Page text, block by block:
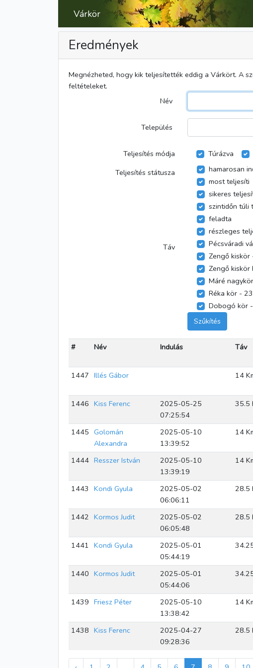
Várkör
Eredmények
Megnézheted, hogy kik teljesítették eddig a Várkört. A
feltételeket.
Név
Település
Teljesítés módja Túrázva
Teljesítés státusza
hamarosan
most teljesíti
sikeres
szintidőn túli
feladta
részleges
Táv
Pécsváradi
Zengő kiskör
Zengő kiskör
Máré
Réka kör -
Dobogó kör
Szűkítés
# Név Indulás Táv
1447 Illés Gábor 14
1446 Kiss Ferenc
2025-05-25
07:25:54
35.5
1445 Golomán
Alexandra
2025-05-10
13:39:52
14
1444 Resszer István
2025-05-10
13:39:19
14
1443 Kondi Gyula
2025-05-02
06:06:11
28.5
1442 Kormos Judit
2025-05-02
06:05:48
28.5
1441 Kondi Gyula
2025-05-01
05:44:19
1440 Kormos Judit
2025-05-01
05:44:06
1439 Friesz Péter
2025-05-10
13:38:42
14
1438 Kiss Ferenc
2025-04-27
09:28:36
28.5